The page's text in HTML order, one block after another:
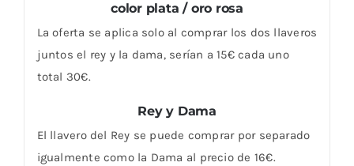
color plata / oro rosa
La oferta se aplica solo al comprar los dos llaveros
juntos el rey y la dama, serían a 15€ cada uno
total 30€.
Rey y Dama
El llavero del Rey se puede comprar por separado
igualmente como la Dama al precio de 16€.